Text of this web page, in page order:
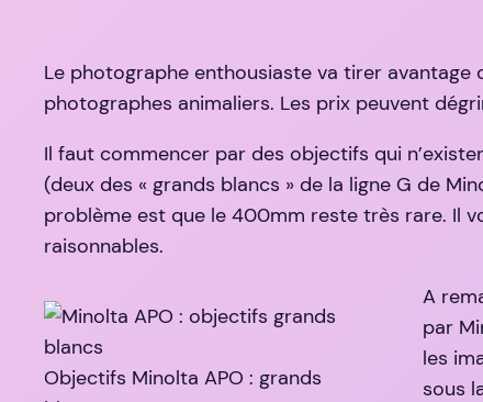
Le photographe enthousiaste va tirer avantage
photographes animaliers. Les prix peuvent
Il faut commencer par des objectifs qui
(deux des « grands blancs » de la ligne G de
problème est que le 400mm reste très rare. Il
raisonnables.
Objectifs Minolta APO : grands
A
par
les
sous